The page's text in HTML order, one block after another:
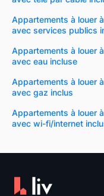
Appartements à louer
avec services publics
Appartements à louer
avec eau incluse
Appartements à louer
avec gaz inclus
Appartements à louer
avec wi-fi/internet